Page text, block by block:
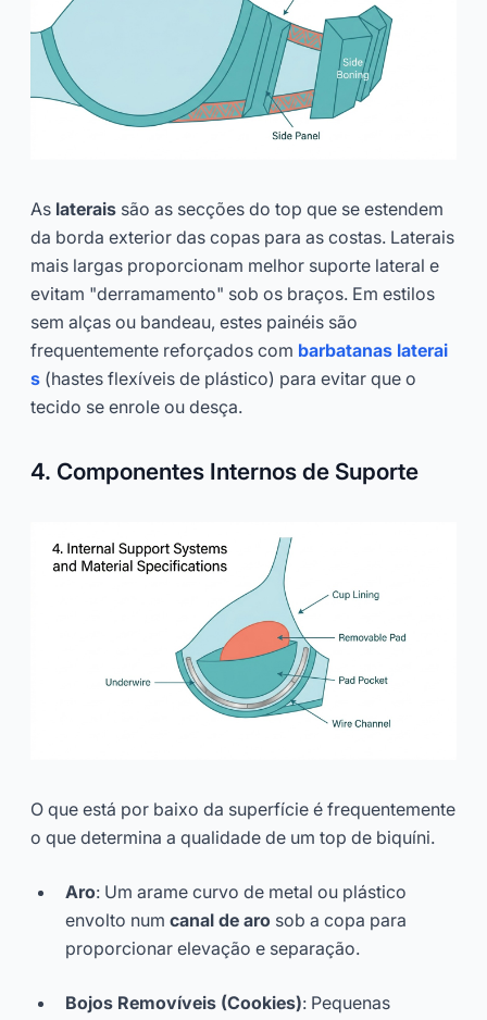
As laterais são as secções do top que se estendem
da borda exterior das copas para as costas. Laterais
mais largas proporcionam melhor suporte lateral e
evitam "derramamento" sob os braços. Em estilos
sem alças ou bandeau, estes painéis são
frequentemente reforçados com barbatanas laterai
s (hastes flexíveis de plástico) para evitar que o
tecido se enrole ou desça.
4. Componentes Internos de Suporte
O que está por baixo da superfície é frequentemente
o que determina a qualidade de um top de biquíni.
Aro: Um arame curvo de metal ou plástico
envolto num canal de aro sob a copa para
proporcionar elevação e separação.
Bojos Removíveis (Cookies): Pequenas